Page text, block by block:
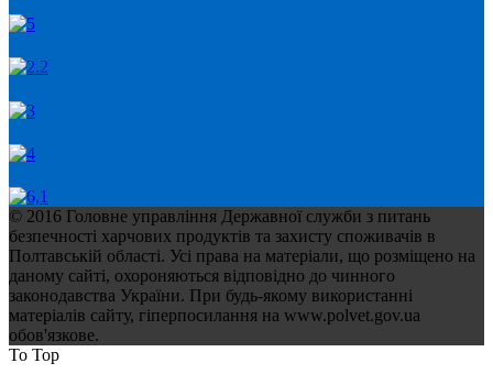
© 2016 Головне управління Державної служби з питань
безпечності харчових продуктів та захисту споживачів в
Полтавській області. Усі права на матеріали, що розміщено на
даному сайті, охороняються відповідно до чинного
законодавства України. При будь-якому використанні
матеріалів сайту, гіперпосилання на www.polvet.gov.ua
обов'язкове.
To Top